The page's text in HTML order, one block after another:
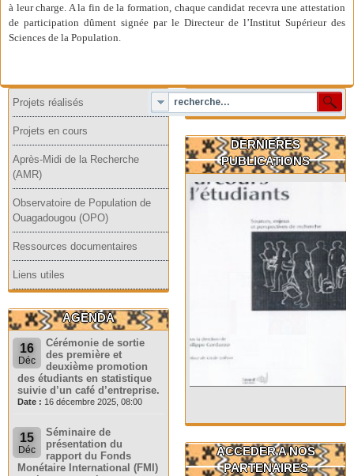
à leur charge. A la fin de la formation, chaque candidat recevra une attestation
de participation dûment signée par le Directeur de l’Institut Supérieur des
Sciences de la Population.
Projets réalisés
Projets en cours
Après-Midi de la Recherche
(AMR)
Observatoire de Population de
Ouagadougou (OPO)
Ressources documentaires
Liens utiles
AGENDA
16
Déc
Cérémonie de sortie
des première et
deuxième promotion
des étudiants en statistique
suivie d’un café d’entreprise.
Date : 16 décembre 2025, 08:00
15
Déc
Séminaire de
présentation du
rapport du Fonds
Monétaire International (FMI)
DERNIERES
PUBLICATIONS
ACCEDER A NOS
PARTENAIRES